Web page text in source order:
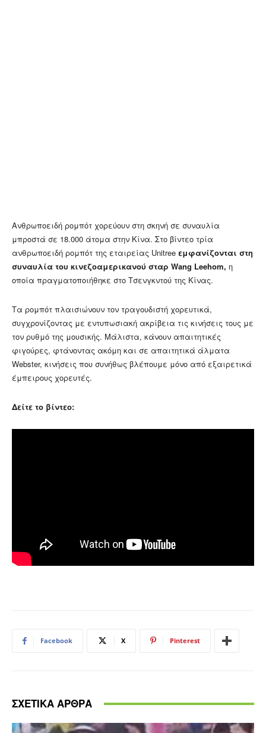
Ανθρωποειδή ρομπότ χορεύουν στη σκηνή σε συναυλία
μπροστά σε 18.000 άτομα στην Κίνα. Στο βίντεο τρία
ανθρωποειδή ρομπότ της εταιρείας Unitree εμφανίζονται στη
συναυλία του κινεζοαμερικανού σταρ Wang Leehom, η
οποία πραγματοποιήθηκε στο Τσενγκντού της Κίνας.
Τα ρομπότ πλαισιώνουν τον τραγουδιστή χορευτικά,
συγχρονίζοντας με εντυπωσιακή ακρίβεια τις κινήσεις τους με
τον ρυθμό της μουσικής. Μάλιστα, κάνουν απαιτητικές
φιγούρες, φτάνοντας ακόμη και σε απαιτητικά άλματα
Webster, κινήσεις που συνήθως βλέπουμε μόνο από εξαιρετικά
έμπειρους χορευτές.
Δείτε το βίντεο:
Facebook X Pinterest
ΣΧΕΤΙΚΑ ΑΡΘΡΑ